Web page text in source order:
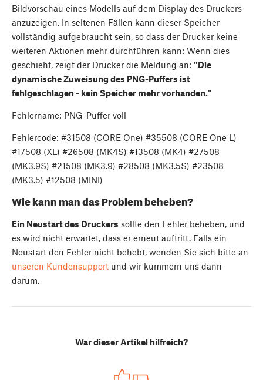
Bildvorschau eines Modells auf dem Display des Druckers
anzuzeigen. In seltenen Fällen kann dieser Speicher
vollständig aufgebraucht sein, so dass der Drucker keine
weiteren Aktionen mehr durchführen kann: Wenn dies
geschieht, zeigt der Drucker die Meldung an: "Die
dynamische Zuweisung des PNG-Puffers ist
fehlgeschlagen - kein Speicher mehr vorhanden."
Fehlername: PNG-Puffer voll
Fehlercode: #31508 (CORE One) #35508 (CORE One L)
#17508 (XL) #26508 (MK4S) #13508 (MK4) #27508
(MK3.9S) #21508 (MK3.9) #28508 (MK3.5S) #23508
(MK3.5) #12508 (MINI)
Wie kann man das Problem beheben?
Ein Neustart des Druckers sollte den Fehler beheben, und
es wird nicht erwartet, dass er erneut auftritt. Falls ein
Neustart den Fehler nicht behebt, wenden Sie sich bitte an
unseren Kundensupport und wir kümmern uns dann
darum.
War dieser Artikel hilfreich?